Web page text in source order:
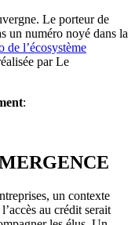
Le porteur de
un numéro noyé dans la
de l’écosystème
par Le
:
un contexte
au crédit serait